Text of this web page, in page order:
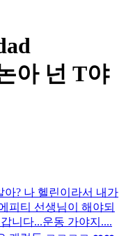
아 넌 T야
아? 나 헬린이라서 내가
피티 선생님이 해야되
니다...운동 가야지....